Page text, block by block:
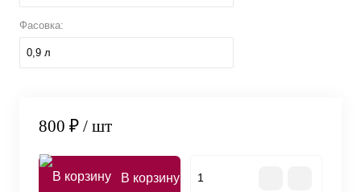
Фасовка:
0,9 л
800 ₽ / шт
В корзину